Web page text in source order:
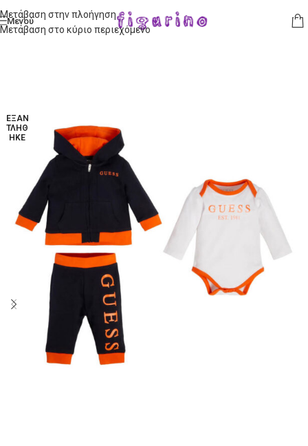
Μετάβαση στην πλοήγηση
Μετάβαση στο κύριο περιεχόμενο
Μενού
ΕΞΑΝ
ΤΛΉΘ
ΗΚΕ